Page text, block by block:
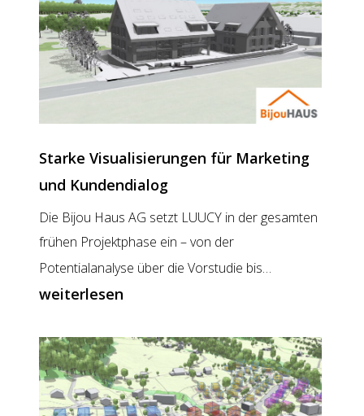
Wie
LUUCY
die
Ortsplanungsrevision
unterstützt
Starke Visualisierungen für Marketing
und Kundendialog
Die Bijou Haus AG setzt LUUCY in der gesamten
frühen Projektphase ein – von der
Potentialanalyse über die Vorstudie bis…
Marketing
und
weiterlesen